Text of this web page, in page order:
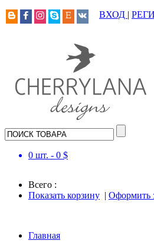
ВХОД |
0 шт. - 0 $
Всего :
Показать корзину | Оформить
Главная